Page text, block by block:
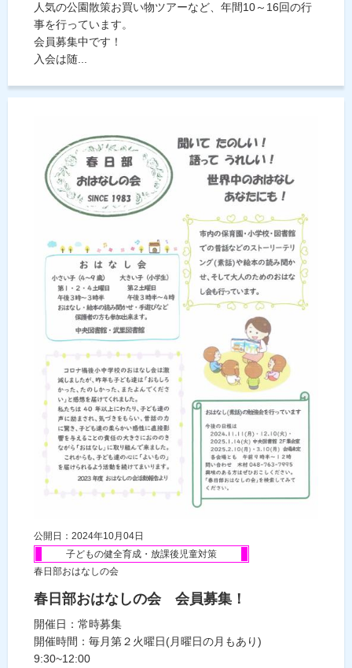
人気の公園散策お買い物ツアーなど、年間10～16回の行
事を行っています。
会員募集中です！
入会は随...
公開日：2024年10月04日
子どもの健全育成・放課後児童対策
春日部おはなしの会
春日部おはなしの会 会員募集！
開催日：常時募集
開催時間：毎月第２火曜日(月曜日の月もあり)
9:30~12:00